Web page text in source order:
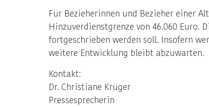
Für Bezieherinnen und Bezieher einer
Hinzuverdienstgrenze von 46.060 Euro.
fortgeschrieben werden soll. Insofern
weitere Entwicklung bleibt abzuwarten.
Kontakt:
Dr. Christiane Krüger
Pressesprecherin